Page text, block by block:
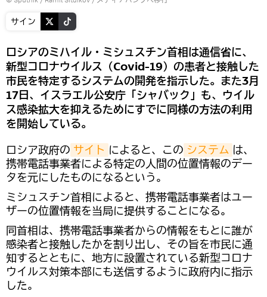
サイン
ロシアのミハイル・ミシュスチン首相は通信省に、
新型コロナウイルス（Covid-19）の患者と接触した
市民を特定するシステムの開発を指示した。また3月
17日、イスラエル公安庁「シャバック」も、ウイル
ス感染拡大を抑えるためにすでに同様の方法の利用
を開始している。
ロシア政府の サイト によると、この システム は、
携帯電話事業者による特定の人間の位置情報のデー
タを元にしたものになるという。
ミシュスチン首相によると、携帯電話事業者はユー
ザーの位置情報を当局に提供することになる。
同首相は、携帯電話事業者からの情報をもとに誰が
感染者と接触したかを割り出し、その旨を市民に通
知するとともに、地方に設置されている新型コロナ
ウイルス対策本部にも送信するように政府内に指示
した。